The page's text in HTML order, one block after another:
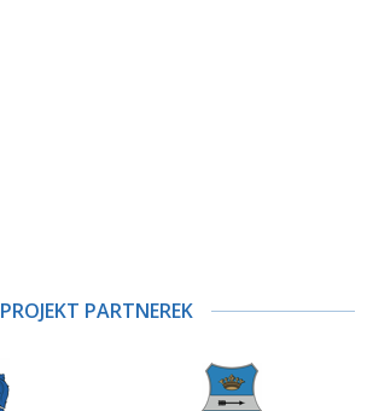
PROJEKT PARTNEREK